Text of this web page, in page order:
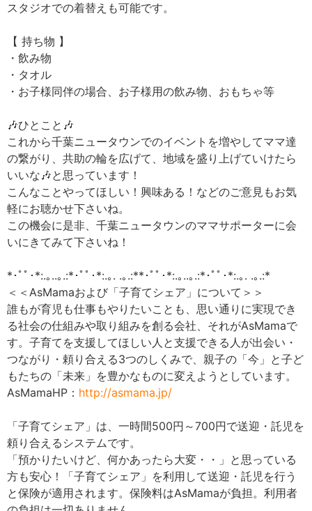
スタジオでの着替えも可能です。
【 持ち物 】
・飲み物
・タオル
・お子様同伴の場合、お子様用の飲み物、おもちゃ等
🎶ひとこと🎶
これから千葉ニュータウンでのイベントを増やしてママ達
の繋がり、共助の輪を広げて、地域を盛り上げていけたら
いいな🎶と思っています！
こんなことやってほしい！興味ある！などのご意見もお気
軽にお聴かせ下さいね。
この機会に是非、千葉ニュータウンのママサポーターに会
いにきてみて下さいね！
*･ﾟﾟ･*:.｡..｡.:*･ﾟﾟ･*:.｡. .｡.:**･ﾟﾟ･*:.｡..｡.:*･ﾟﾟ･*:.｡. .｡.:*
＜＜AsMamaおよび「子育てシェア」について＞＞
誰もが育児も仕事もやりたいことも、思い通りに実現でき
る社会の仕組みや取り組みを創る会社、それがAsMamaで
す。子育てを支援してほしい人と支援できる人が出会い・
つながり・頼り合える3つのしくみで、親子の「今」と子ど
もたちの「未来」を豊かなものに変えようとしています。
AsMamaHP： http://asmama.jp/
「子育てシェア」は、一時間500円～700円で送迎・託児を
頼り合えるシステムです。
「預かりたいけど、何かあったら大変・・」と思っている
方も安心！「子育てシェア」を利用して送迎・託児を行う
と保険が適用されます。保険料はAsMamaが負担。利用者